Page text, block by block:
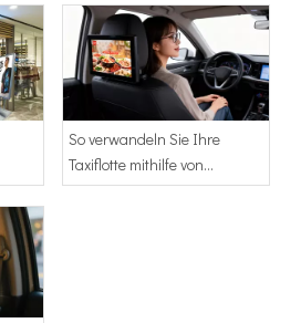
Display
So verwandeln Sie Ihre
Taxiflotte mithilfe von
Android-LCD-